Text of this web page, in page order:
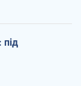
під